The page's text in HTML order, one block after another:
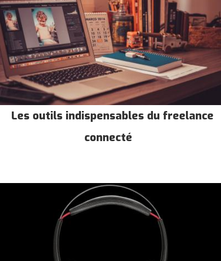
Les outils indispensables du freelance
connecté